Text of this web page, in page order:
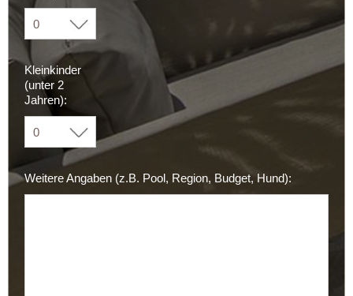
Kleinkinder
(unter 2
Jahren):
Weitere Angaben (z.B. Pool, Region, Budget, Hund):